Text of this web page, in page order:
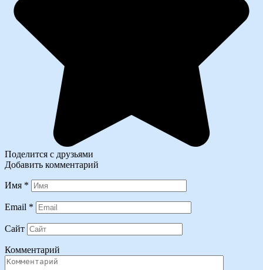
Поделится с друзьями
Добавить комментарий
Имя *
Email *
Сайт
Комментарий